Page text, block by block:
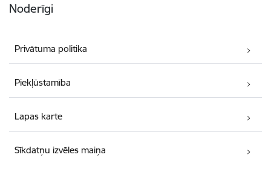
Noderīgi
Privātuma politika
Piekļūstamība
Lapas karte
Sīkdatņu izvēles maiņa